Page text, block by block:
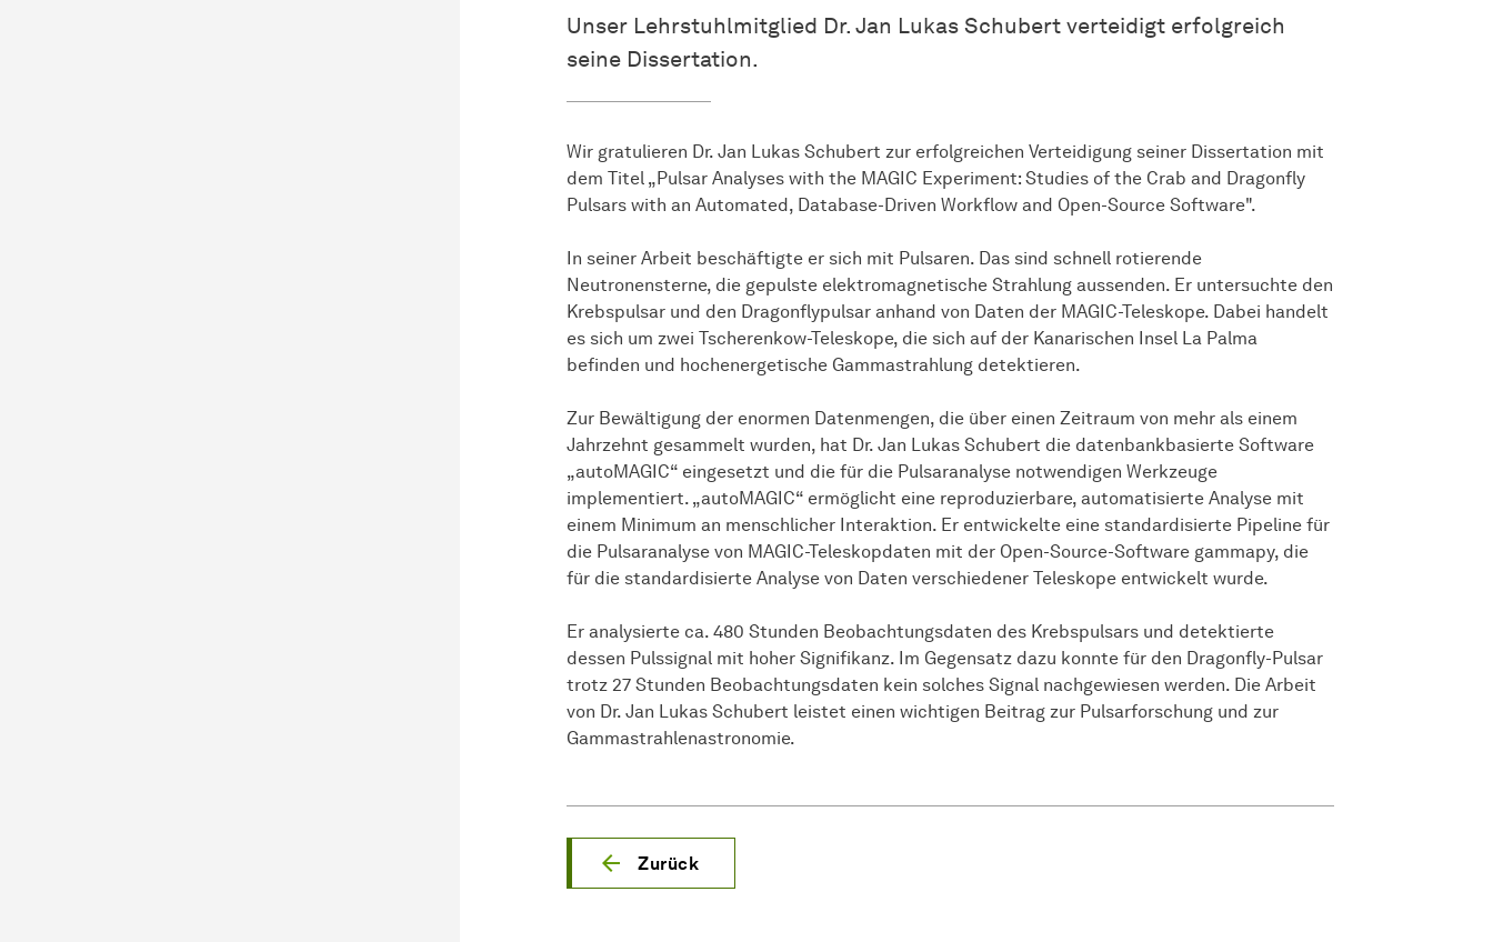
Unser Lehrstuhlmitglied Dr. Jan Lukas Schubert verteidigt erfolgreich
seine Dissertation.
Wir gratulieren Dr. Jan Lukas Schubert zur erfolgreichen Verteidigung seiner Dissertation mit
dem Titel „Pulsar Analyses with the MAGIC Experiment: Studies of the Crab and Dragonfly
Pulsars with an Automated, Database-Driven Workflow and Open-Source Software".
In seiner Arbeit beschäftigte er sich mit Pulsaren. Das sind schnell rotierende
Neutronensterne, die gepulste elektromagnetische Strahlung aussenden. Er untersuchte den
Krebspulsar und den Dragonflypulsar anhand von Daten der MAGIC-Teleskope. Dabei handelt
es sich um zwei Tscherenkow-Teleskope, die sich auf der Kanarischen Insel La Palma
befinden und hochenergetische Gammastrahlung detektieren.
Zur Bewältigung der enormen Datenmengen, die über einen Zeitraum von mehr als einem
Jahrzehnt gesammelt wurden, hat Dr. Jan Lukas Schubert die datenbankbasierte Software
„autoMAGIC“ eingesetzt und die für die Pulsaranalyse notwendigen Werkzeuge
implementiert. „autoMAGIC“ ermöglicht eine reproduzierbare, automatisierte Analyse mit
einem Minimum an menschlicher Interaktion. Er entwickelte eine standardisierte Pipeline für
die Pulsaranalyse von MAGIC-Teleskopdaten mit der Open-Source-Software gammapy, die
für die standardisierte Analyse von Daten verschiedener Teleskope entwickelt wurde.
Er analysierte ca. 480 Stunden Beobachtungsdaten des Krebspulsars und detektierte
dessen Pulssignal mit hoher Signifikanz. Im Gegensatz dazu konnte für den Dragonfly-Pulsar
trotz 27 Stunden Beobachtungsdaten kein solches Signal nachgewiesen werden. Die Arbeit
von Dr. Jan Lukas Schubert leistet einen wichtigen Beitrag zur Pulsarforschung und zur
Gammastrahlenastronomie.
Zurück